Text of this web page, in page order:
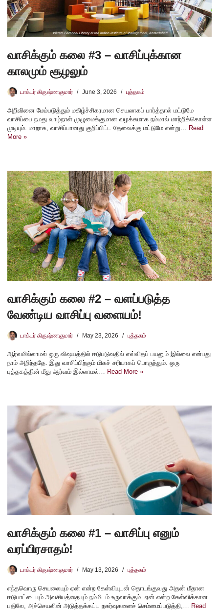
வாசிக்கும் கலை #3 – வாசிப்புக்கான
காலமும் சூழலும்
டாக்டர் கிருஷ்ணகுமார் June 3, 2026 புத்தகம்
அறிவினை மேம்படுத்தும் மகிழ்ச்சிகரமான செயலாகப் பார்த்தால் மட்டுமே
வாசிப்பை நமது வாழ்நாள் முழுமைக்குமான வழக்கமாக நம்மால் மாற்றிக்கொள்ள
முடியும். மாறாக, வாசிப்பானது குறிப்பிட்ட தேவைக்கு மட்டுமே என்று…
Read
More »
வாசிக்கும் கலை #2 – வளப்படுத்த
வேண்டிய வாசிப்பு வளையம்!
டாக்டர் கிருஷ்ணகுமார் May 23, 2026 புத்தகம்
ஆர்வமில்லாமல் ஒரு விஷயத்தில் ஈடுபடுவதில் எவ்விதப் பயனும் இல்லை என்பது
நாம் அறிந்ததே. இது வாசிப்பிற்கும் மிகச் சரியாகப் பொருந்தும். ஒரு
புத்தகத்தின் மீது ஆர்வம் இல்லாமல்… Read More »
வாசிக்கும் கலை #1 – வாசிப்பு எனும்
வரப்பிரசாதம்!
டாக்டர் கிருஷ்ணகுமார் May 13, 2026 புத்தகம்
எந்தவொரு செயலையும் ஏன் என்ற கேள்வியுடன் தொடங்குவது அதன் மீதான
ஈடுபாட்டையும் அவசியத்தையும் நம்மிடம் உருவாக்கும். ஏன் என்ற கேள்விக்கான
பதிலே, அச்செயலின் அடுத்தக்கட்ட நகர்வுகளைச் செம்மைப்படுத்தி,… Read